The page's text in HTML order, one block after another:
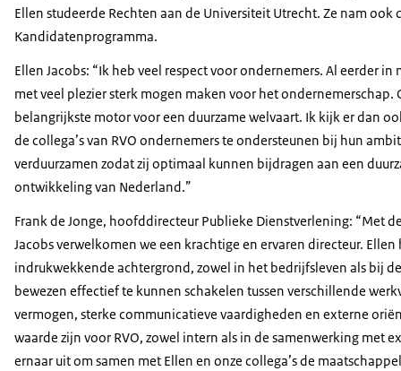
Ellen studeerde Rechten aan de Universiteit Utrecht. Ze nam ook
Kandidatenprogramma.
Ellen Jacobs: “Ik heb veel respect voor ondernemers. Al eerder
met veel plezier sterk mogen maken voor het ondernemerschap.
belangrijkste motor voor een duurzame welvaart. Ik kijk er dan
de collega’s van RVO ondernemers te ondersteunen bij hun
verduurzamen zodat zij optimaal kunnen bijdragen aan een
ontwikkeling van Nederland.”
Frank de Jonge, hoofddirecteur Publieke Dienstverlening: “Met
Jacobs verwelkomen we een krachtige en ervaren directeur. Ellen
indrukwekkende achtergrond, zowel in het bedrijfsleven als bij
bewezen effectief te kunnen schakelen tussen verschillende
vermogen, sterke communicatieve vaardigheden en externe
waarde zijn voor RVO, zowel intern als in de samenwerking met
ernaar uit om samen met Ellen en onze collega’s de